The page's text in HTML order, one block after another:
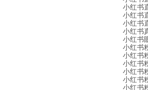
小红书
小红书
小红书
小红书
小红书
小红书
小红书
小红书
小红书
小红书
小红书